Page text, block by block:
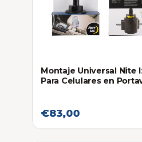
Montaje Universal Nite
Para Celulares en
€83,00